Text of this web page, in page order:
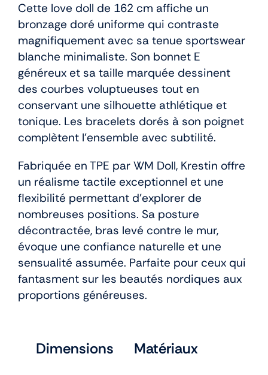
Cette love doll de 162 cm affiche un
bronzage doré uniforme qui contraste
magnifiquement avec sa tenue sportswear
blanche minimaliste. Son bonnet E
généreux et sa taille marquée dessinent
des courbes voluptueuses tout en
conservant une silhouette athlétique et
tonique. Les bracelets dorés à son poignet
complètent l’ensemble avec subtilité.
Fabriquée en TPE par WM Doll, Krestin offre
un réalisme tactile exceptionnel et une
flexibilité permettant d’explorer de
nombreuses positions. Sa posture
décontractée, bras levé contre le mur,
évoque une confiance naturelle et une
sensualité assumée. Parfaite pour ceux qui
fantasment sur les beautés nordiques aux
proportions généreuses.
Dimensions Matériaux